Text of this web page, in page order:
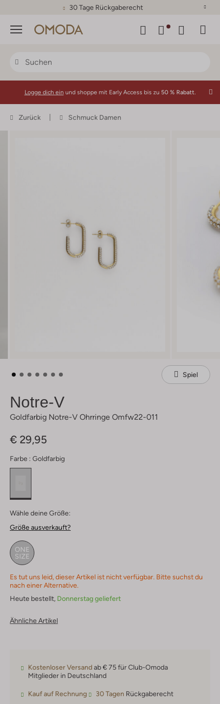
30 Tage Rückgaberecht
Menü
Logge dich ein und shoppe mit Early Access bis zu 50 % Rabatt.
Zurück Schmuck Damen
Spiel
Notre-V
Goldfarbig Notre-V Ohrringe Omfw22-011
€ 29,95
Farbe : Goldfarbig
Wähle deine Größe:
Größe ausverkauft?
ONE
SIZE
Es tut uns leid, dieser Artikel ist nicht verfügbar. Bitte suchst du
nach einer Alternative.
Heute bestellt, Donnerstag geliefert
Ähnliche Artikel
Kostenloser Versandab € 75 für Club-Omoda
Mitglieder in Deutschland
Kauf auf Rechnung 30 Tagen Rückgaberecht